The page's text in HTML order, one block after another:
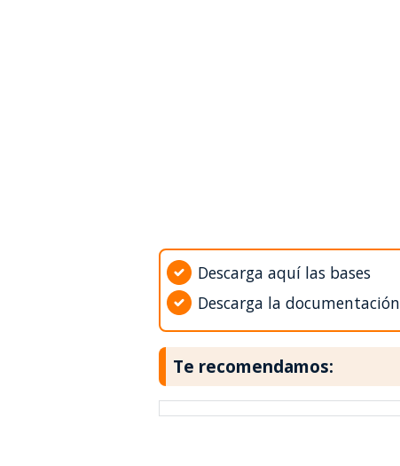
Descarga aquí las bases
Descarga la documentación
Te recomendamos: